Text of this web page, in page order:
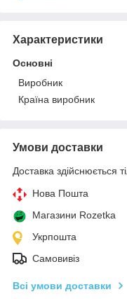
Характеристики
Основні
Виробник
Країна виробник
Умови доставки
Доставка здійснюється
Нова Пошта
Магазини Rozetka
Укрпошта
Самовивіз
Всі умови доставки